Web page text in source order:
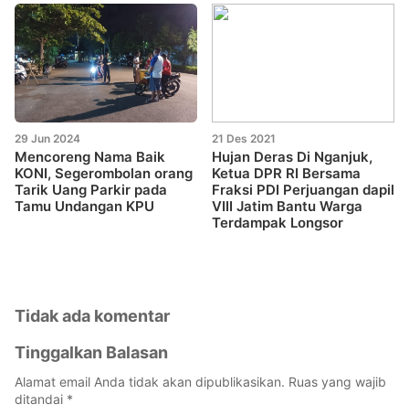
29 Jun 2024
Mencoreng Nama Baik
KONI, Segerombolan orang
Tarik Uang Parkir pada
Tamu Undangan KPU
21 Des 2021
Hujan Deras Di Nganjuk,
Ketua DPR RI Bersama
Fraksi PDI Perjuangan dapil
VIII Jatim Bantu Warga
Terdampak Longsor
Tidak ada komentar
Tinggalkan Balasan
Alamat email Anda tidak akan dipublikasikan. Ruas yang wajib
ditandai *